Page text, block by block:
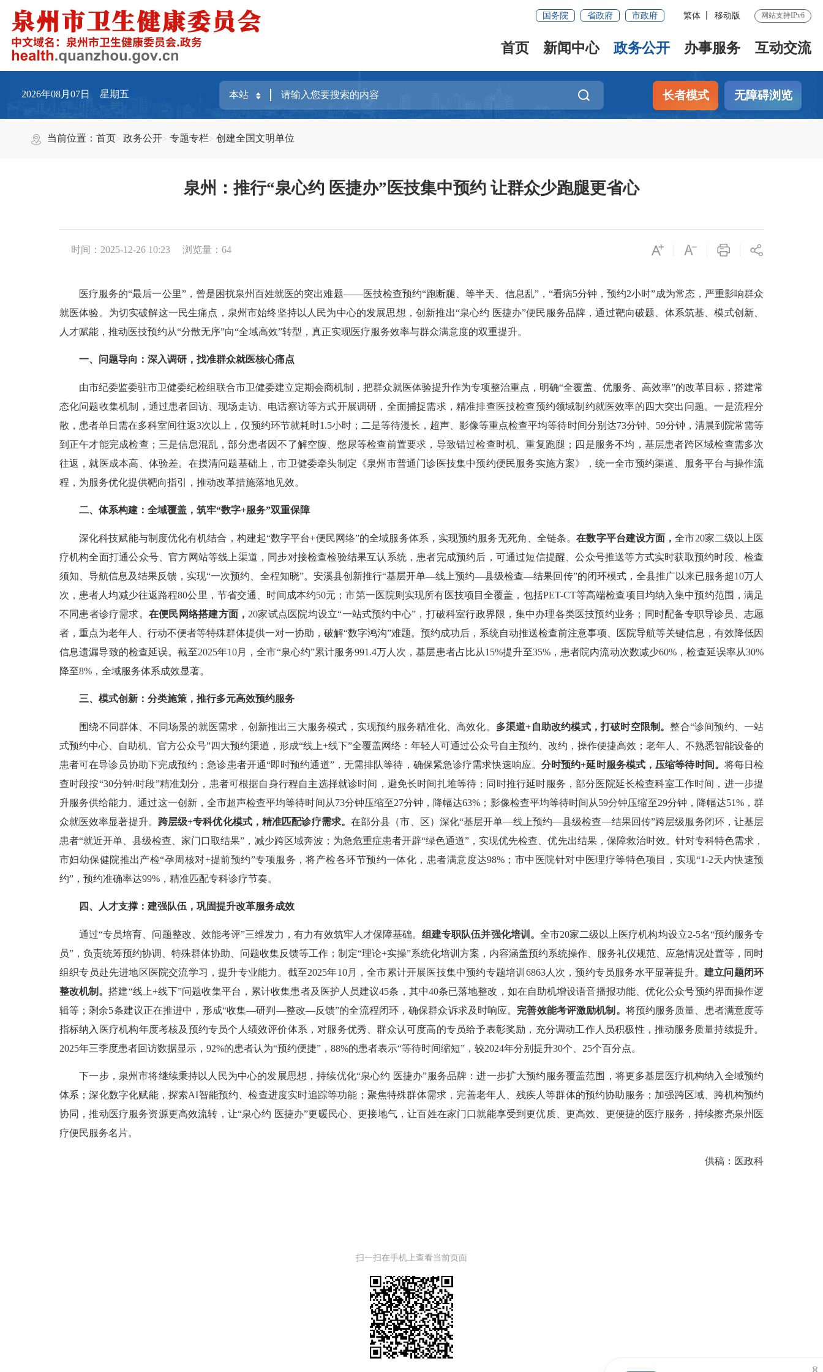
国务院 省政府 市政府 繁体 移动版 网站支持IPv6
首页 新闻中心 政务公开 办事服务 互动交流
2026年08月07日 星期五 长者模式 无障碍浏览
当前位置：首页 政务公开 专题专栏 创建全国文明单位
泉州：推行“泉心约 医捷办”医技集中预约 让群众少跑腿更省心
时间：2025-12-26 10:23 浏览量： 64
医疗服务的“最后一公里”，曾是困扰泉州百姓就医的突出难题——医技检查预约“跑断腿、等半天、信息乱”，“看病5分钟，预约2小时”成为常态，严重影响群众
就医体验。为切实破解这一民生痛点，泉州市始终坚持以人民为中心的发展思想，创新推出“泉心约 医捷办”便民服务品牌，通过靶向破题、体系筑基、模式创新、
人才赋能，推动医技预约从“分散无序”向“全域高效”转型，真正实现医疗服务效率与群众满意度的双重提升。
一、问题导向：深入调研，找准群众就医核心痛点
由市纪委监委驻市卫健委纪检组联合市卫健委建立定期会商机制，把群众就医体验提升作为专项整治重点，明确“全覆盖、优服务、高效率”的改革目标，搭建常
态化问题收集机制，通过患者回访、现场走访、电话察访等方式开展调研，全面捕捉需求，精准排查医技检查预约领域制约就医效率的四大突出问题。一是流程分
散，患者单日需在多科室间往返3次以上，仅预约环节就耗时1.5小时；二是等待漫长，超声、影像等重点检查平均等待时间分别达73分钟、59分钟，清晨到院常需等
到正午才能完成检查；三是信息混乱，部分患者因不了解空腹、憋尿等检查前置要求，导致错过检查时机、重复跑腿；四是服务不均，基层患者跨区域检查需多次
往返，就医成本高、体验差。在摸清问题基础上，市卫健委牵头制定《泉州市普通门诊医技集中预约便民服务实施方案》，统一全市预约渠道、服务平台与操作流
程，为服务优化提供靶向指引，推动改革措施落地见效。
二、体系构建：全域覆盖，筑牢“数字+服务”双重保障
深化科技赋能与制度优化有机结合，构建起“数字平台+便民网络”的全域服务体系，实现预约服务无死角、全链条。在数字平台建设方面，全市20家二级以上医
疗机构全面打通公众号、官方网站等线上渠道，同步对接检查检验结果互认系统，患者完成预约后，可通过短信提醒、公众号推送等方式实时获取预约时段、检查
须知、导航信息及结果反馈，实现“一次预约、全程知晓”。安溪县创新推行“基层开单—线上预约—县级检查—结果回传”的闭环模式，全县推广以来已服务超10万人
次，患者人均减少往返路程80公里，节省交通、时间成本约50元；市第一医院则实现所有医技项目全覆盖，包括PET-CT等高端检查项目均纳入集中预约范围，满足
不同患者诊疗需求。 在便民网络搭建方面， 20家试点医院均设立“一站式预约中心”，打破科室行政界限，集中办理各类医技预约业务；同时配备专职导诊员、志愿
者，重点为老年人、行动不便者等特殊群体提供一对一协助，破解“数字鸿沟”难题。预约成功后，系统自动推送检查前注意事项、医院导航等关键信息，有效降低因
信息遗漏导致的检查延误。截至2025年10月，全市“泉心约”累计服务991.4万人次，基层患者占比从15%提升至35%，患者院内流动次数减少60%，检查延误率从30%
降至8%，全域服务体系成效显著。
三、模式创新：分类施策，推行多元高效预约服务
围绕不同群体、不同场景的就医需求，创新推出三大服务模式，实现预约服务精准化、高效化。 多渠道+自助改约模式，打破时空限制。整合“诊间预约、一站
式预约中心、自助机、官方公众号”四大预约渠道，形成“线上+线下”全覆盖网络：年轻人可通过公众号自主预约、改约，操作便捷高效；老年人、不熟悉智能设备的
患者可在导诊员协助下完成预约；急诊患者开通“即时预约通道”，无需排队等待，确保紧急诊疗需求快速响应。 分时预约+延时服务模式，压缩等待时间。 将每日检
查时段按“30分钟/时段”精准划分，患者可根据自身行程自主选择就诊时间，避免长时间扎堆等待；同时推行延时服务，部分医院延长检查科室工作时间，进一步提
升服务供给能力。通过这一创新，全市超声检查平均等待时间从73分钟压缩至27分钟，降幅达63%；影像检查平均等待时间从59分钟压缩至29分钟，降幅达51%，群
众就医效率显著提升。 跨层级+专科优化模式，精准匹配诊疗需求。 在部分县（市、区）深化“基层开单—线上预约—县级检查—结果回传”跨层级服务闭环，让基层
患者“就近开单、县级检查、家门口取结果”，减少跨区域奔波；为急危重症患者开辟“绿色通道”，实现优先检查、优先出结果，保障救治时效。针对专科特色需求，
市妇幼保健院推出产检“孕周核对+提前预约”专项服务，将产检各环节预约一体化，患者满意度达98%；市中医院针对中医理疗等特色项目，实现“1-2天内快速预
约”，预约准确率达99%，精准匹配专科诊疗节奏。
四、人才支撑：建强队伍，巩固提升改革服务成效
通过“专员培育、问题整改、效能考评”三维发力，有力有效筑牢人才保障基础。组建专职队伍并强化培训。 全市20家二级以上医疗机构均设立2-5名“预约服务专
员”，负责统筹预约协调、特殊群体协助、问题收集反馈等工作；制定“理论+实操”系统化培训方案，内容涵盖预约系统操作、服务礼仪规范、应急情况处置等，同时
组织专员赴先进地区医院交流学习，提升专业能力。截至2025年10月，全市累计开展医技集中预约专题培训6863人次，预约专员服务水平显著提升。建立问题闭环
整改机制。搭建“线上+线下”问题收集平台，累计收集患者及医护人员建议45条，其中40条已落地整改，如在自助机增设语音播报功能、优化公众号预约界面操作逻
辑等；剩余5条建议正在推进中，形成“收集—研判—整改—反馈”的全流程闭环，确保群众诉求及时响应。 完善效能考评激励机制。 将预约服务质量、患者满意度等
指标纳入医疗机构年度考核及预约专员个人绩效评价体系，对服务优秀、群众认可度高的专员给予表彰奖励，充分调动工作人员积极性，推动服务质量持续提升。
2025年三季度患者回访数据显示，92%的患者认为“预约便捷”，88%的患者表示“等待时间缩短”，较2024年分别提升30个、25个百分点。
下一步，泉州市将继续秉持以人民为中心的发展思想，持续优化“泉心约 医捷办”服务品牌：进一步扩大预约服务覆盖范围，将更多基层医疗机构纳入全域预约
体系；深化数字化赋能，探索AI智能预约、检查进度实时追踪等功能；聚焦特殊群体需求，完善老年人、残疾人等群体的预约协助服务；加强跨区域、跨机构预约
协同，推动医疗服务资源更高效流转，让“泉心约 医捷办”更暖民心、更接地气，让百姓在家门口就能享受到更优质、更高效、更便捷的医疗服务，持续擦亮泉州医
疗便民服务名片。
供稿：医政科
扫一扫在手机上查看当前页面
